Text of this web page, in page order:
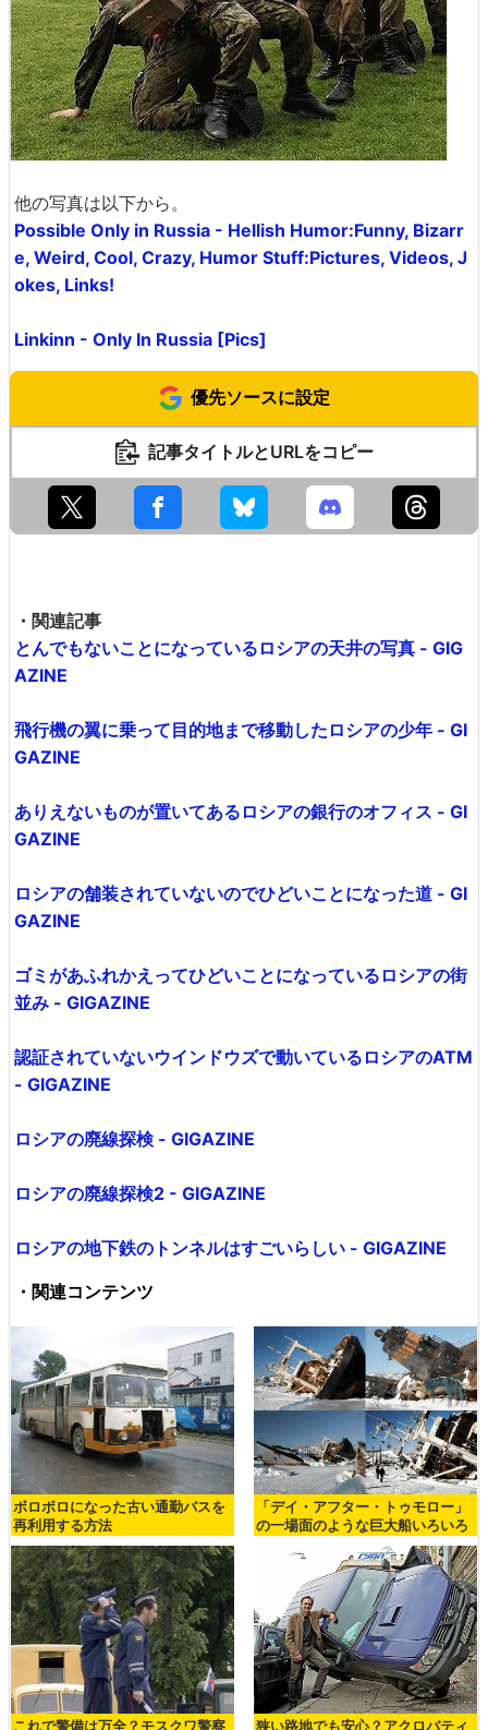
火のついたコンクリート板をおなかに乗せてハンマーで割
る。軍隊の訓練の一環でしょうか。
他の写真は以下から。
Possible Only in Russia - Hellish Humor:Funny, Bizarr
Linkinn - Only In Russia [Pics]
・関連記事
AZINE
GAZINE
GAZINE
ロシアの舗装されていないのでひどいことになった道 - GI
ゴミがあふれかえってひどいことになっているロシアの街
認証されていないウインドウズで動いているロシアのATM
- GIGAZINE
ロシアの廃線探検 - GIGAZINE
ロシアの廃線探検2 - GIGAZINE
ロシアの地下鉄のトンネルはすごいらしい - GIGAZINE
・関連コンテンツ